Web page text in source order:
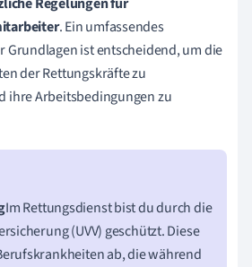
. Ein umfassendes
Grundlagen ist entscheidend, um die
der Rettungskräfte zu
ihre Arbeitsbedingungen zu
Im Rettungsdienst bist du durch die
(UVV) geschützt. Diese
ab, die während